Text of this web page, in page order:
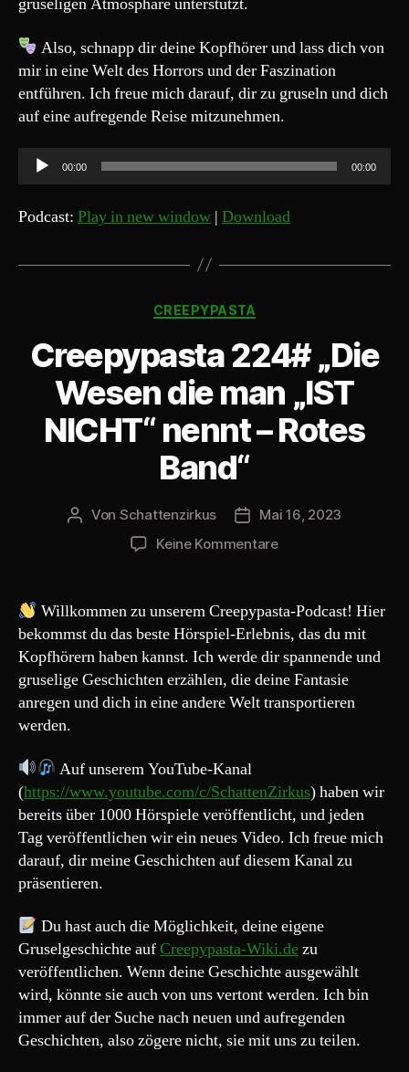
Also, schnapp dir deine Kopfhörer und lass dich von
mir in eine Welt des Horrors und der Faszination
entführen. Ich freue mich darauf, dir zu gruseln und dich
auf eine aufregende Reise mitzunehmen.
u
d
00:00 00:00
Podcast: Play in new window | Download
Kategorien
CREEPYPASTA
Creepypasta 224# „Die
Wesen die man „IST
NICHT“ nennt – Rotes
Band“
Beitragsautor
Von Schattenzirkus Beitragsdatum
Mai 16, 2023
Keine Kommentarezu
„Die
die
man
„IST
NICHT“
Band“
Willkommen zu unserem Creepypasta-Podcast! Hier
bekommst du das beste Hörspiel-Erlebnis, das du mit
Kopfhörern haben kannst. Ich werde dir spannende und
gruselige Geschichten erzählen, die deine Fantasie
anregen und dich in eine andere Welt transportieren
werden.
Auf unserem YouTube-Kanal
(https://www.youtube.com/c/SchattenZirkus) haben wir
bereits über 1000 Hörspiele veröffentlicht, und jeden
Tag veröffentlichen wir ein neues Video. Ich freue mich
darauf, dir meine Geschichten auf diesem Kanal zu
präsentieren.
Du hast auch die Möglichkeit, deine eigene
Gruselgeschichte aufCreepypasta-Wiki.dezu
veröffentlichen. Wenn deine Geschichte ausgewählt
wird, könnte sie auch von uns vertont werden. Ich bin
immer auf der Suche nach neuen und aufregenden
Geschichten, also zögere nicht, sie mit uns zu teilen.